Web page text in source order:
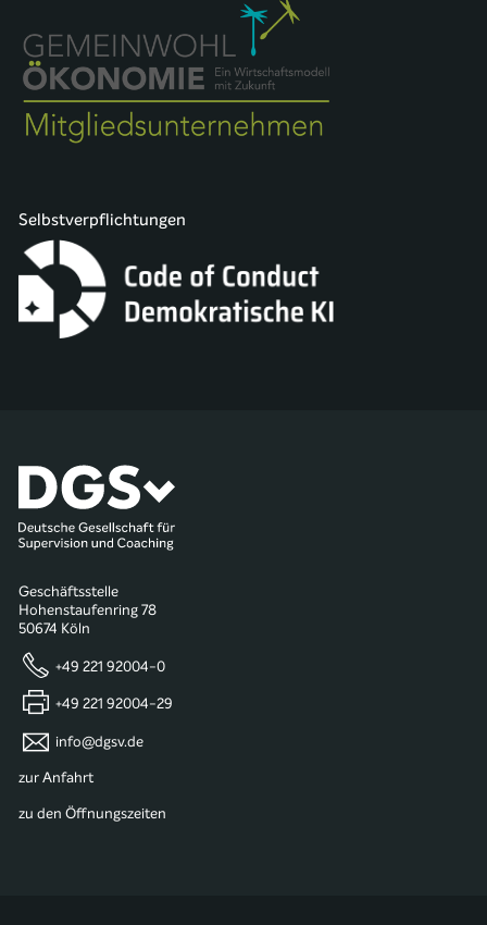
Selbstverpflichtungen
Geschäftsstelle
Hohenstaufenring 78
50674 Köln
+49 221 92004-0
+49 221 92004-29
info@dgsv.de
zur Anfahrt
zu den Öffnungszeiten